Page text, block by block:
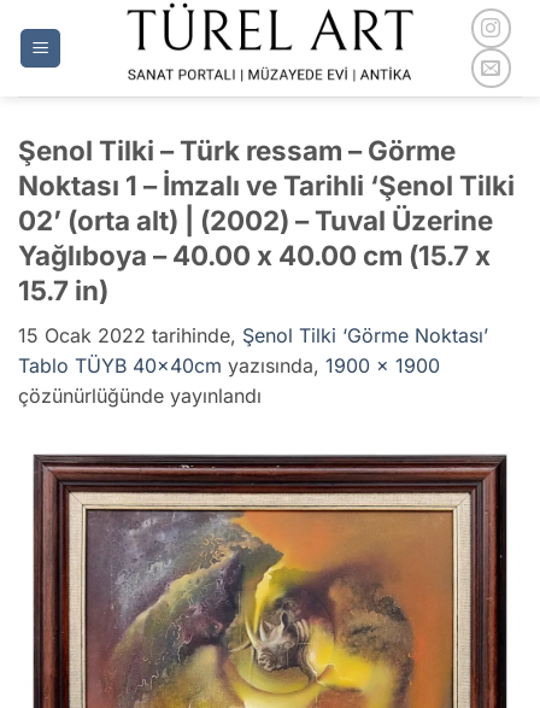
Şenol Tilki – Türk ressam – Görme
Noktası 1 – İmzalı ve Tarihli ‘Şenol Tilki
02’ (orta alt) | (2002) – Tuval Üzerine
Yağlıboya – 40.00 x 40.00 cm (15.7 x
15.7 in)
15 Ocak 2022 tarihinde, Şenol Tilki ‘Görme Noktası’
Tablo TÜYB 40x40cm yazısında, 1900 × 1900
çözünürlüğünde yayınlandı